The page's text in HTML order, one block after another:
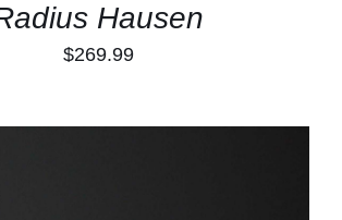
Hausen
$269.99